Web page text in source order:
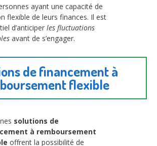
ayant une capacité de
flexible de leurs finances. Il est
d’anticiper les fluctuations
avant de s’engager.
de financement à
flexible
solutions de
à remboursement
offrent la possibilité de